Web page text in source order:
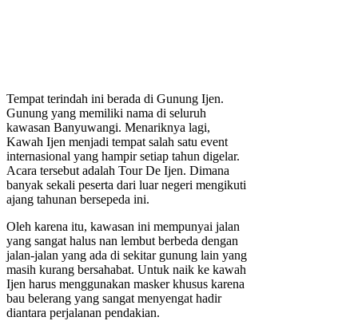
Tempat terindah ini berada di Gunung Ijen.
Gunung yang memiliki nama di seluruh
kawasan Banyuwangi. Menariknya lagi,
Kawah Ijen menjadi tempat salah satu event
internasional yang hampir setiap tahun digelar.
Acara tersebut adalah Tour De Ijen. Dimana
banyak sekali peserta dari luar negeri mengikuti
ajang tahunan bersepeda ini.
Oleh karena itu, kawasan ini mempunyai jalan
yang sangat halus nan lembut berbeda dengan
jalan-jalan yang ada di sekitar gunung lain yang
masih kurang bersahabat. Untuk naik ke kawah
Ijen harus menggunakan masker khusus karena
bau belerang yang sangat menyengat hadir
diantara perjalanan pendakian.